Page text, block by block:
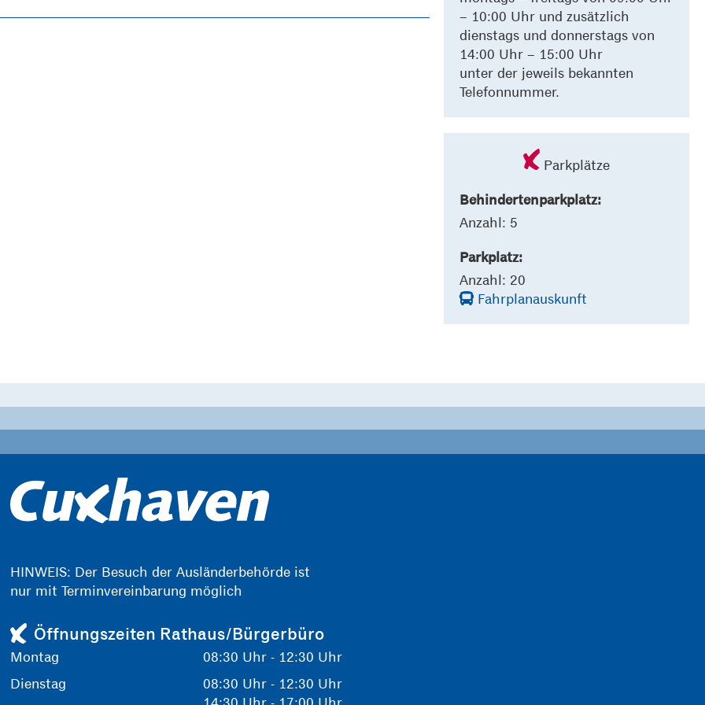
– 10:00 Uhr und zusätzlich
dienstags und donnerstags von
14:00 Uhr – 15:00 Uhr
unter der jeweils bekannten
Telefonnummer.
Parkplätze
Behindertenparkplatz:
Anzahl: 5
Parkplatz:
Anzahl: 20
Fahrplanauskunft
HINWEIS: Der Besuch der Ausländerbehörde ist
nur mit Terminvereinbarung möglich
Öffnungszeiten Rathaus/Bürgerbüro
Montag
08:30 Uhr - 12:30 Uhr
Dienstag
08:30 Uhr - 12:30 Uhr